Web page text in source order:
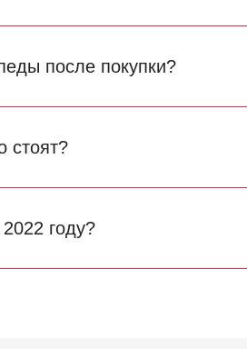
после покупки?
стоят?
году?